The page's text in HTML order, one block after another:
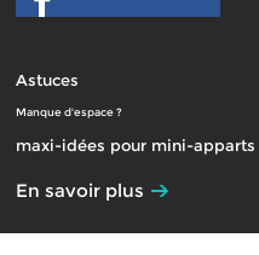
Astuces
Manque d'espace ?
maxi-idées pour mini-apparts
En savoir plus